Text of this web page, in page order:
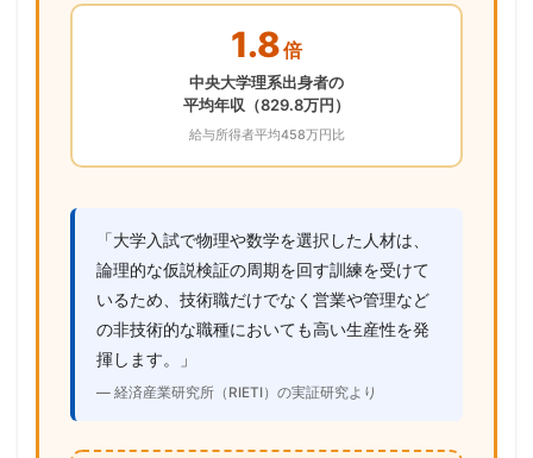
1.8倍
中央大学理系出身者の
平均年収（829.8万円）
給与所得者平均458万円比
「大学入試で物理や数学を選択した人材は、
論理的な仮説検証の周期を回す訓練を受けて
いるため、技術職だけでなく営業や管理など
の非技術的な職種においても高い生産性を発
揮します。」
— 経済産業研究所（RIETI）の実証研究より